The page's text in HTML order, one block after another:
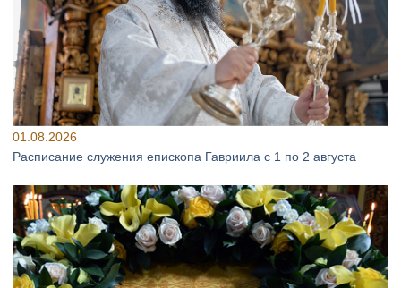
01.08.2026
Расписание служения епископа Гавриила с 1 по 2 августа